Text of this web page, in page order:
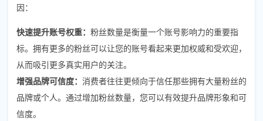
因：
快速提升账号权重： 粉丝数量是衡量一个账号影响力的重要指
标。拥有更多的粉丝可以让您的账号看起来更加权威和受欢迎，
从而吸引更多真实用户的关注。
增强品牌可信度： 消费者往往更倾向于信任那些拥有大量粉丝的
品牌或个人。通过增加粉丝数量，您可以有效提升品牌形象和可
信度。